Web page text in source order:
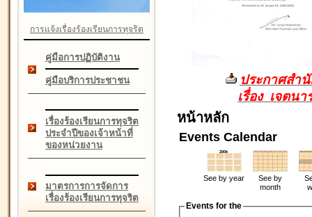
การแจ้งเรื่องร้องเรียนการทุจริต
คู่มือการปฏิบัติงาน
คู่มือบริการประชาชน
เรื่องร้องเรียนการทุจริต
ประจำปีของเจ้าหน้าที่
ของหน่วยงาน
มาตรการการจัดการ
เรื่องร้องเรียนการทุจริต
ประกาศสำ
เรื่อง เจตน
หน้าหลัก
Events Calendar
See by year
See by
month
Events for the